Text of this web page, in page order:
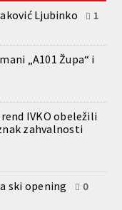
Ljubinko
1
„A101 Župa“ i
IVKO obeležili
zahvalnosti
ski opening 0